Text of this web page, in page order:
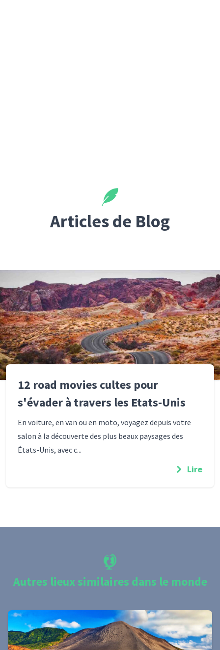
Articles de Blog
12 road movies cultes pour
s'évader à travers les Etats-Unis
En voiture, en van ou en moto, voyagez depuis votre
salon à la découverte des plus beaux paysages des
États-Unis, avec c...
Lire
Autres lieux similaires dans le monde